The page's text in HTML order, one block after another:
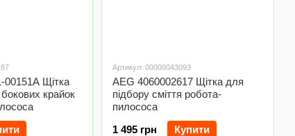
00151A Щітка
крайок
Артикул: 00000043093
AEG 4060002617 Щітка для
підбору сміття робота-
пилососа
1 495 грн
Купити